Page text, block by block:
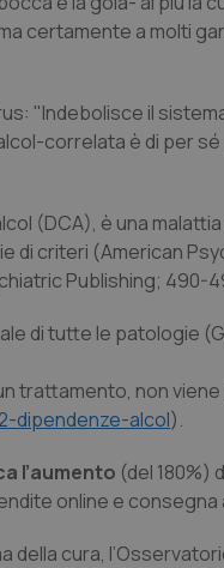
certamente a molti
"Indebolisce il
correlata è di per
(DCA), è una
di criteri (American
Publishing; 490-
di tutte le patologie
trattamento, non
dipendenze-alcol).
l’aumento (del 180%)
online e consegna
cura,